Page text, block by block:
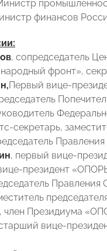
финансов
, сопредседатель
фронт»,
Первый вице-
секретарь,
, первый вице-
президент
, член Президиума
вице-